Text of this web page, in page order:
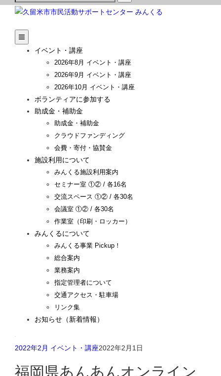
for:
イベント・講座
2026年8月 イベント・講座
2026年9月 イベント・講座
2026年10月 イベント・講座
ボランティアに参加する
助成金・補助金
助成金・補助金
クラウドファンディング
会費・寄付・協賛金
施設利用について
みんくる施設利用案内
セミナー室 ①② / 各16名
交流スペース ①② / 各30名
会議室 ①② / 各30名
作業室（印刷・ロッカー）
みんくるについて
みんくる事業 Pickup！
総合案内
業務案内
指定管理者について
交通アクセス・駐車場
リンク集
お知らせ（新着情報）
2022年2月 イベント・講座2022年2月1日
福岡県あんあんオンライン